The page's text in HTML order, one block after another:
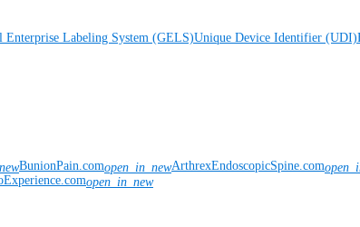
Enterprise Labeling System (GELS)Unique Device Identifier (UDI)
BunionPain.comopen_in_newArthrexEndoscopicSpine.com
open_in_new